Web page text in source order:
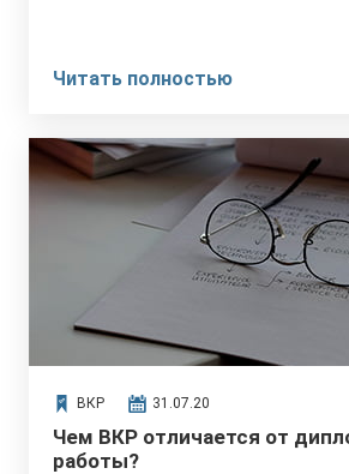
Читать полностью
ВКР 31.07.20
Чем ВКР отличается от
работы?